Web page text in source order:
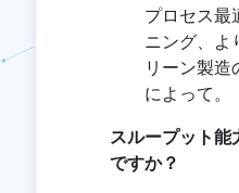
プロセス最
ニング、よ
リーン製造
によって。
スループット能
ですか？